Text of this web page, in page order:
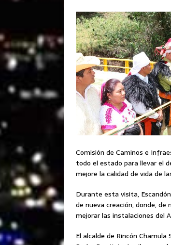
Comisión de Caminos e
todo el estado para llevar el
mejore la calidad de vida de
Durante esta visita,
de nueva creación, donde,
mejorar las instalaciones del
El alcalde de Rincón Chamula